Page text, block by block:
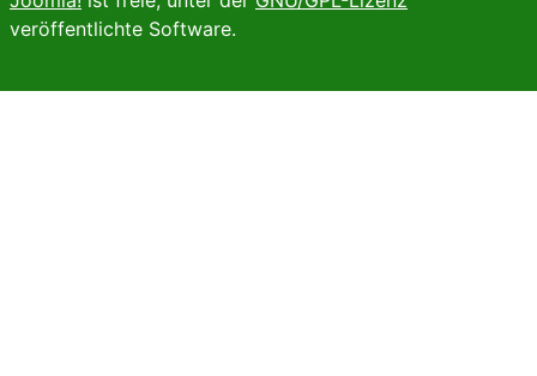
veröffentlichte Software.